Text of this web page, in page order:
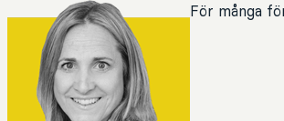
För många